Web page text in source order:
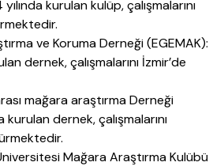
kurulan kulüp, çalışmalarını
ve Koruma Derneği (EGEMAK):
dernek, çalışmalarını İzmir’de
mağara araştırma Derneği
kurulan dernek, çalışmalarını
Mağara Araştırma Kulübü